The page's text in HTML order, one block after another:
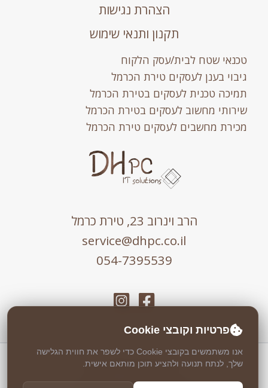
הצהרת נגישות
תקנון ותנאי שימוש
טכנאי שטח לבית/עסק הלקוח
גיבוי בענן לעסקים טירת הכרמל
תמיכה טכנית לעסקים בטירת הכרמל
שירותי מחשוב לעסקים בטירת הכרמל
מכירת מחשבים לעסקים טירת הכרמל
הרב וינרוב 23, טירת כרמל
service@dhpc.co.il
054-7395539
כל הזכויות שמורות © 2026 DHPC
אבטחה וניטור 24/7 ע"י
Weblock
פרטיות וקובצי Cookie
אנו משתמשים בקובצי Cookie כדי לשפר את חווית הגלישה
שלך, לנתח תנועה ולהציע תוכן מותאם אישית.